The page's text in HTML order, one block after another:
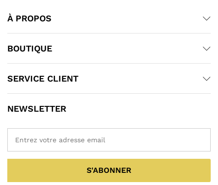
À PROPOS
BOUTIQUE
SERVICE CLIENT
NEWSLETTER